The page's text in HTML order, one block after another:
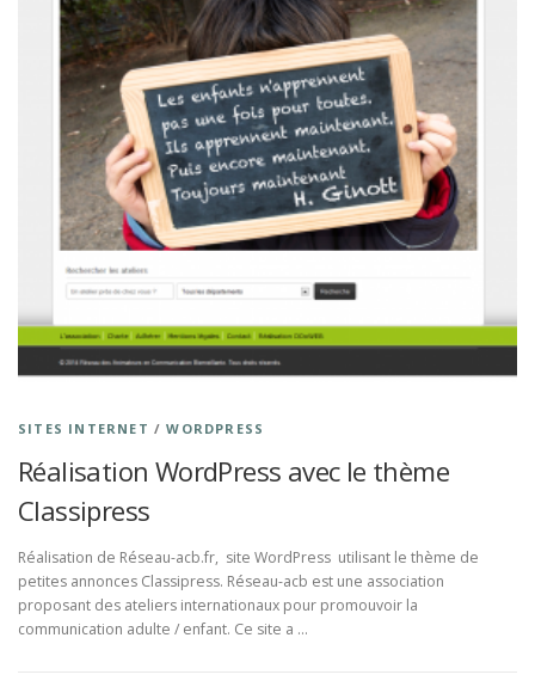
SITES INTERNET /WORDPRESS
Réalisation WordPress avec le thème
Classipress
Réalisation de Réseau-acb.fr, site WordPress utilisant le thème de
petites annonces Classipress. Réseau-acb est une association
proposant des ateliers internationaux pour promouvoir la
communication adulte / enfant. Ce site a …